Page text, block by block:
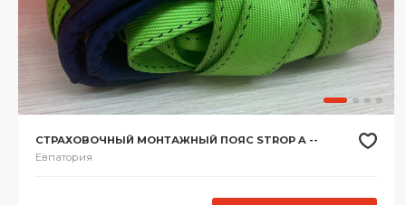
СТРАХОВОЧНЫЙ МОНТАЖНЫЙ ПОЯС STROP A --
Евпатория